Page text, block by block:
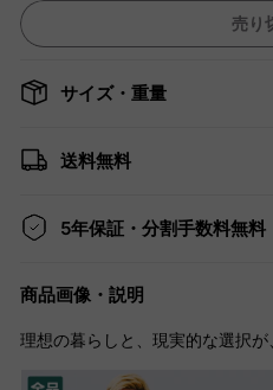
売り
サイズ・重量
送料無料
5年保証・分割手数料無料
商品画像・説明
理想の暮らしと、現実的な選択